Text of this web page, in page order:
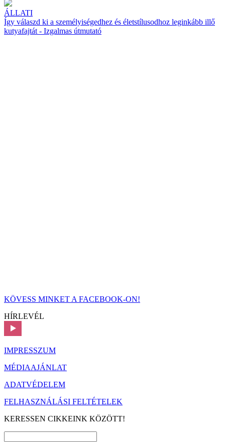
ÁLLATI
Így válaszd ki a személyiségedhez és életstílusodhoz leginkább illő
kutyafajtát - Izgalmas útmutató
KÖVESS MINKET A FACEBOOK-ON!
HÍRLEVÉL
IMPRESSZUM
MÉDIAAJÁNLAT
ADATVÉDELEM
FELHASZNÁLÁSI FELTÉTELEK
KERESSEN CIKKEINK KÖZÖTT!